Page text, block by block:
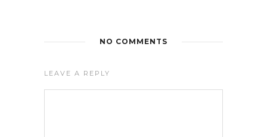
NO COMMENTS
LEAVE A REPLY